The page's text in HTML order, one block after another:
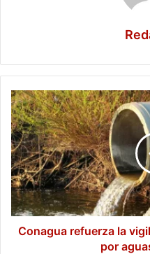
Conagua
refuerza
la
vigilancia
en
ríos
de
Campeche
por
aguas
Conagua refuerza la
por